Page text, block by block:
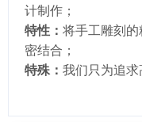
计制作；
特性： 将手工雕刻
密结合；
特殊： 我们只为追求